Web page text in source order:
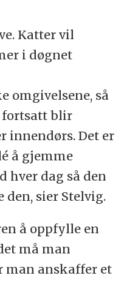
Katter vil
i døgnet
omgivelsene, så
fortsatt blir
innendørs. Det er
å gjemme
hver dag så den
sier Stelvig.
å oppfylle en
må man
man anskaffer et